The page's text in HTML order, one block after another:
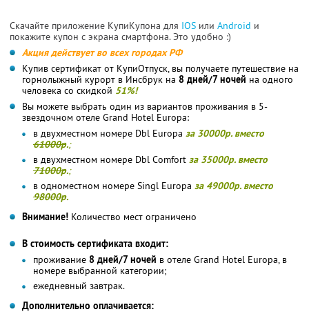
Скачайте приложение КупиКупона для IOS или Android и
покажите купон с экрана смартфона. Это удобно :)
Акция действует во всех городах РФ
Купив сертификат от КупиОтпуск, вы получаете путешествие на
горнолыжный курорт в Инсбрук на 8 дней/7 ночей на одного
человека со скидкой 51%!
Вы можете выбрать один из вариантов проживания в 5-
звездочном отеле Grand Hotel Europa:
в двухместном номере Dbl Europa за 30000р. вместо
61000р.;
в двухместном номере Dbl Comfort за 35000р. вместо
71000р.;
в одноместном номере Singl Europa за 49000р. вместо
98000р.
Внимание! Количество мест ограничено
В стоимость сертификата входит:
проживание 8 дней/7 ночей в отеле Grand Hotel Europa, в
номере выбранной категории;
ежедневный завтрак.
Дополнительно оплачивается: